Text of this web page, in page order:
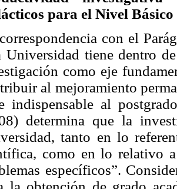
para el Nivel
con el
Universidad tiene dentro
como eje
al mejoramiento
indispensable al
determina que la
tanto en lo
como en lo relativo
específicos”.